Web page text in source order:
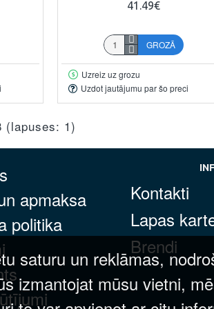
41.49€
GROZĀ
Uzreiz uz grozu
Uzdot jautājumu par šo preci
(lapuses: 1)
apmaksa
politika
Kontakti
Lapas
Brendi
saturu un reklāmas,
izmantojat mūsu vietni,